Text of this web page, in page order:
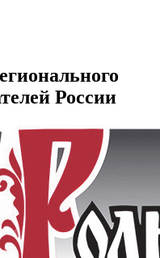
России